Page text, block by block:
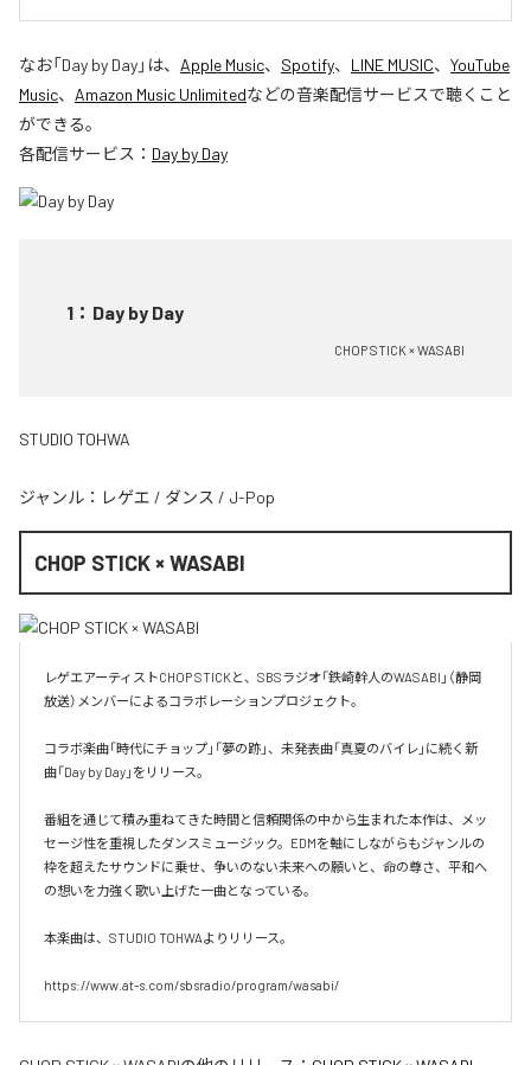
なお「Day by Day」は、 Apple Music、 Spotify、 LINE MUSIC、 YouTube
Music、 Amazon Music Unlimitedなどの音楽配信サービスで聴くこと
ができる。
各配信サービス： Day by Day
1 ： Day by Day
CHOP STICK × WASABI
STUDIO TOHWA
ジャンル： レゲエ / ダンス / J-Pop
CHOP STICK × WASABI
レゲエアーティストCHOP STICKと、SBSラジオ「鉄崎幹人のWASABI」（静岡
放送）メンバーによるコラボレーションプロジェクト。
コラボ楽曲「時代にチョップ」「夢の跡」、未発表曲「真夏のバイレ」に続く新
曲「Day by Day」をリリース。
番組を通じて積み重ねてきた時間と信頼関係の中から生まれた本作は、メッ
セージ性を重視したダンスミュージック。EDMを軸にしながらもジャンルの
枠を超えたサウンドに乗せ、争いのない未来への願いと、命の尊さ、平和へ
の想いを力強く歌い上げた一曲となっている。
本楽曲は、STUDIO TOHWAよりリリース。